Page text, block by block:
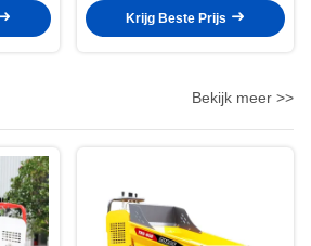
Krijg Beste Prijs
Bekijk meer >>